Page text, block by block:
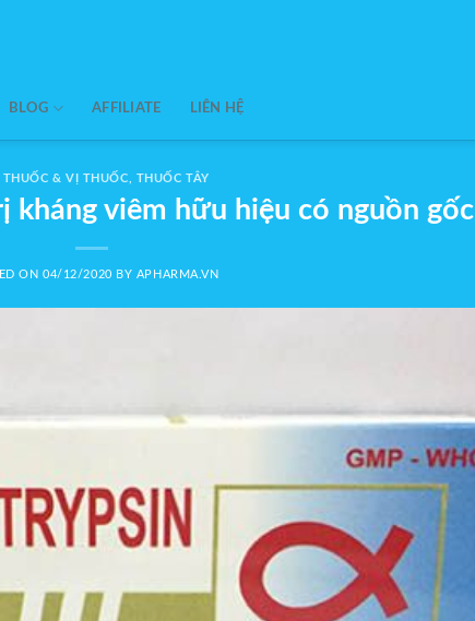
BLOG AFFILIATE LIÊN HỆ
THUỐC & VỊ THUỐC THUỐC TÂY
viêm hữu hiệu có nguồn
ON04/12/2020 BY APHARMA.VN